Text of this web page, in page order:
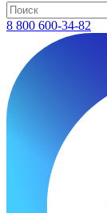
8 800 600-34-82